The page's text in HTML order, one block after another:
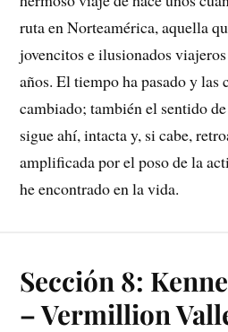
ruta en Norteamérica, aquella
jovencitos e ilusionados
años. El tiempo ha pasado y las
cambiado; también el sentido
sigue ahí, intacta y, si cabe,
amplificada por el poso de la
he encontrado en la vida.
Sección 8:
– Vermillion